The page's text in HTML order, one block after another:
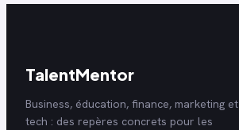
TalentMentor
Business, éducation, finance, marketing et
tech : des repères concrets pour les